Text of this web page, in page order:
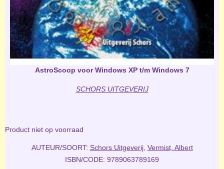
AstroScoop voor Windows XP t/m Windows 7
SCHORS UITGEVERIJ
Product niet op voorraad
AUTEUR/SOORT: Schors Uitgeverij, Vermist, Albert
ISBN/CODE: 9789063789169